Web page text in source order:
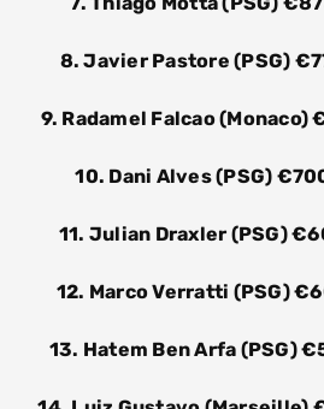
8. Javier Pastore (PSG)
9. Radamel Falcao
10. Dani Alves (PSG)
11. Julian Draxler (PSG)
12. Marco Verratti (PSG)
13. Hatem Ben Arfa (PSG)